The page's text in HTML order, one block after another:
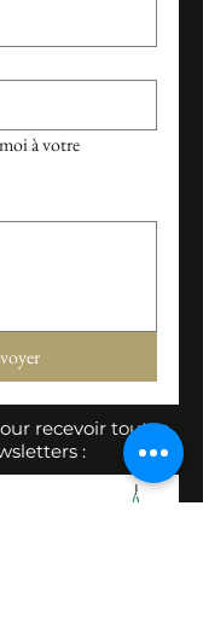
à votre
recevoir toutes
: